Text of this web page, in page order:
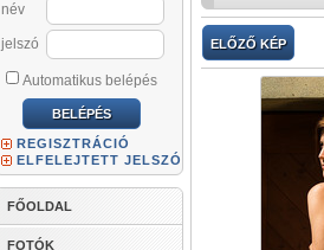
név
jelszó
Automatikus belépés
REGISZTRÁCIÓ
ELFELEJTETT JELSZÓ
FŐOLDAL
FOTÓK
ELŐZŐ KÉP